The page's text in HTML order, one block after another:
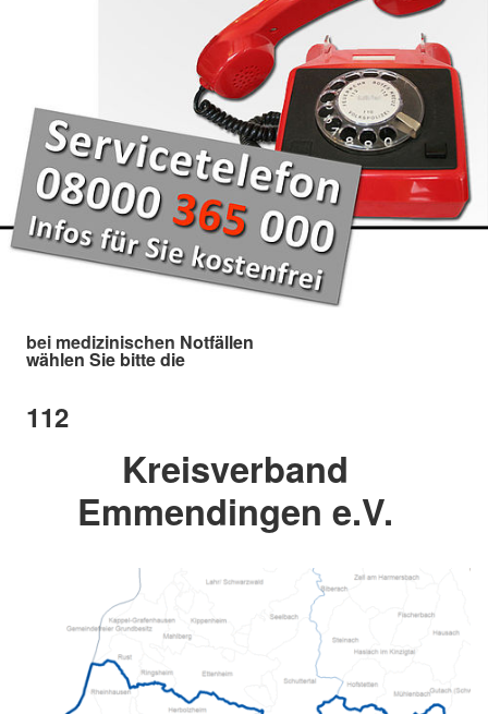
bei medizinischen Notfällen
wählen Sie bitte die
112
Kreisverband
Emmendingen e.V.